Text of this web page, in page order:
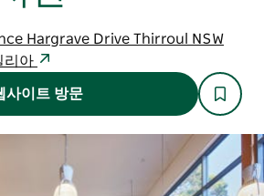
Hargrave Drive Thirroul NSW
리아
사이트 방문